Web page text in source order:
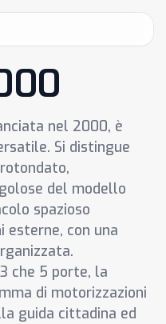
nel 2000, è
Si distingue
del modello
spazioso
esterne, con una
che 5 porte, la
di motorizzazioni
guida cittadina ed